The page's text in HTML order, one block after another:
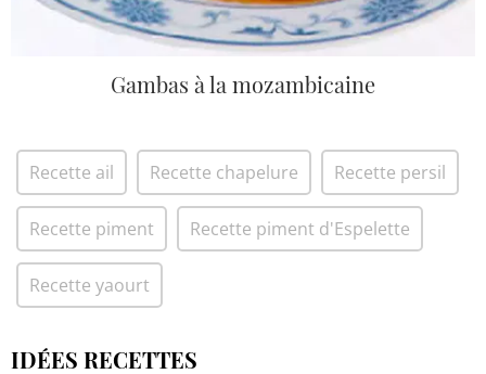
Gambas à la mozambicaine
Recette ail Recette chapelure Recette persil
Recette piment Recette piment d'Espelette
Recette yaourt
IDÉES RECETTES